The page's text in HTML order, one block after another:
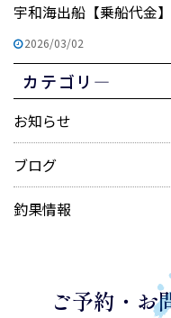
宇和海出船【乗船代金】
2026/03/02
カテゴリ―
お知らせ
ブログ
釣果情報
ご予約・お